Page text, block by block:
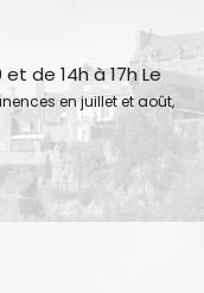
de 14h à 17h Le
en juillet et août,